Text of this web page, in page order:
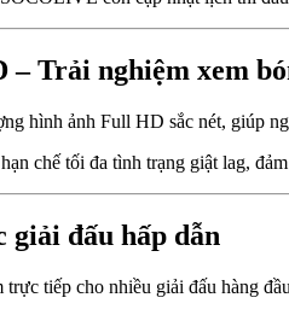
Trải nghiệm xem
hình ảnh Full HD sắc nét, giúp
chế tối đa tình trạng giật lag,
giải đấu hấp dẫn
tiếp cho nhiều giải đấu hàng